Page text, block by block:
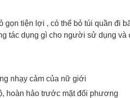
tiện lợi , có thể bỏ túi quần đi
tác dụng gì cho người sử dụng và
nhạy cảm của nữ giới
hoàn hảo trước mặt đối phương